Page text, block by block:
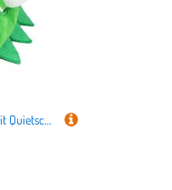
MEIBAOGE Hundespielzeug mit Quietschelement, interaktives Quietschspielzeug für Hunde, mit Quietschfunktion